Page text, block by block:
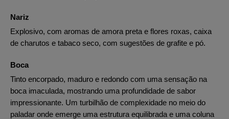
Nariz
Explosivo, com aromas de amora preta e flores roxas, caixa
de charutos e tabaco seco, com sugestões de grafite e pó.
Boca
Tinto encorpado, maduro e redondo com uma sensação na
boca imaculada, mostrando uma profundidade de sabor
impressionante. Um turbilhão de complexidade no meio do
paladar onde emerge uma estrutura equilibrada e uma coluna